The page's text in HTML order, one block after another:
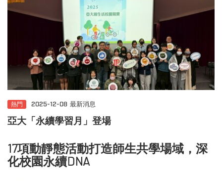
熱門 2025-12-08 最新消息
亞大「永續學習月」登場
17項動靜態活動打造師生共學場域，深
化校園永續DNA